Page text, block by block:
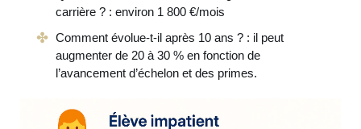
carrière ? : environ 1 800 €/mois
Comment évolue-t-il après 10 ans ? : il peut
augmenter de 20 à 30 % en fonction de
l’avancement d’échelon et des primes.